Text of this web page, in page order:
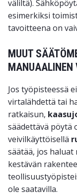
väliltä).
esimerkiksi
tavoitteena on
MUUT
MANUAALINEN
Jos työpisteessä
virtalähdettä tai
ratkaisun,
säädettävä pöytä
veivilkäyttöisellä
säätää, jos
kestävän
ole saatavilla.